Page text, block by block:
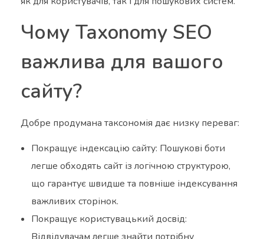
Чому Taxonomy SEO
важлива для вашого
сайту?
Добре продумана таксономія дає низку переваг:
Покращує індексацію сайту: Пошукові боти
легше обходять сайт із логічною структурою,
що гарантує швидше та повніше індексування
важливих сторінок.
Покращує користувацький досвід: